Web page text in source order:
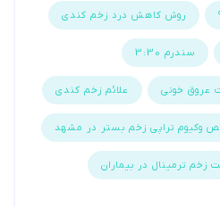
روش کاهش درد زخم کندی
سندرم 3:30
خونی علائم زخم کندی
تراپی زخم بستر در مشهد
ترمینال در بیماران